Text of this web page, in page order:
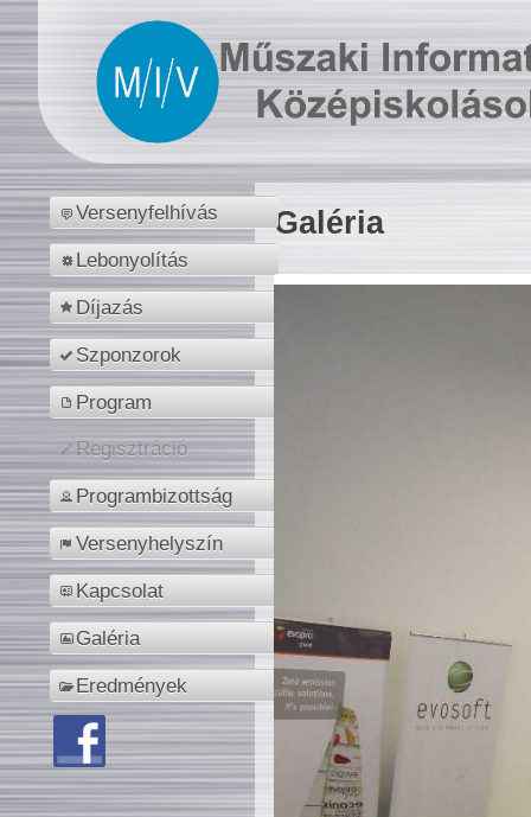
Versenyfelhívás
Lebonyolítás
Díjazás
Szponzorok
Program
Regisztráció
Programbizottság
Versenyhelyszín
Kapcsolat
Galéria
Eredmények
Galéria